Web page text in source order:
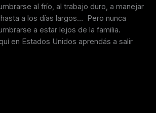
al frío, al trabajo duro, a manejar
a los días largos… Pero nunca
a estar lejos de la familia.
en Estados Unidos aprendás a salir